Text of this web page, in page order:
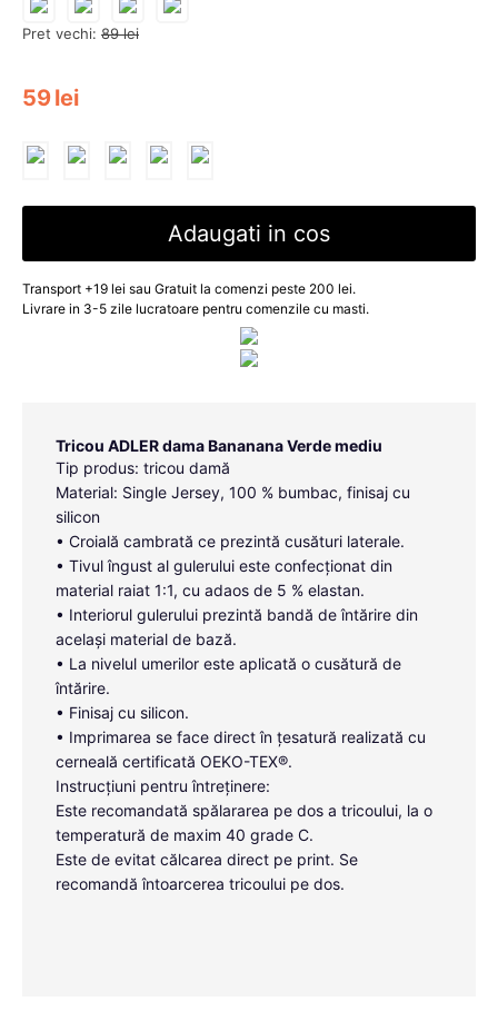
Pret vechi: 89 lei
59lei
Adaugati in cos
Transport +19 lei sau Gratuit la comenzi peste 200 lei.
Livrare in 3-5 zile lucratoare pentru comenzile cu masti.
Tricou ADLER dama Bananana Verde mediu
Tip produs: tricou damă
Material: Single Jersey, 100 % bumbac, finisaj cu
silicon
• Croială cambrată ce prezintă cusături laterale.
• Tivul îngust al gulerului este confecționat din
material raiat 1:1, cu adaos de 5 % elastan.
• Interiorul gulerului prezintă bandă de întărire din
același material de bază.
• La nivelul umerilor este aplicată o cusătură de
întărire.
• Finisaj cu silicon.
• Imprimarea se face direct în țesatură realizată cu
cerneală certificată OEKO-TEX®.
Instrucțiuni pentru întreținere:
Este recomandată spălararea pe dos a tricoului, la o
temperatură de maxim 40 grade C.
Este de evitat călcarea direct pe print. Se
recomandă întoarcerea tricoului pe dos.